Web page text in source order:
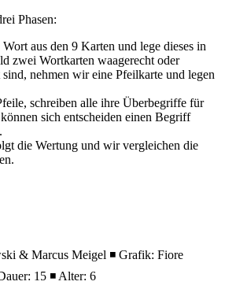
Phasen:
aus den 9 Karten und lege dieses in
zwei Wortkarten waagerecht oder
nehmen wir eine Pfeilkarte und legen
schreiben alle ihre Überbegriffe für
sich entscheiden einen Begriff
die Wertung und wir vergleichen die
& Marcus Meigel ◾ Grafik: Fiore
15 ◾ Alter: 6